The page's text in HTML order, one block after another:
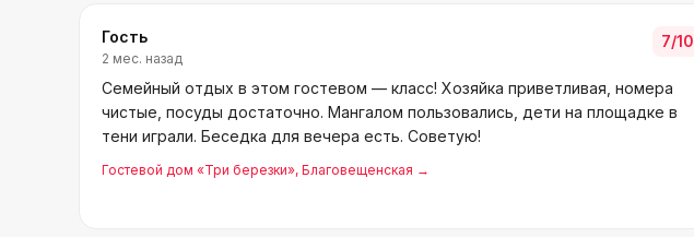
Гость
2 мес. назад
7/10
Семейный отдых в этом гостевом — класс! Хозяйка приветливая, номера
чистые, посуды достаточно. Мангалом пользовались, дети на площадке в
тени играли. Беседка для вечера есть. Советую!
Гостевой дом «Три березки», Благовещенская →